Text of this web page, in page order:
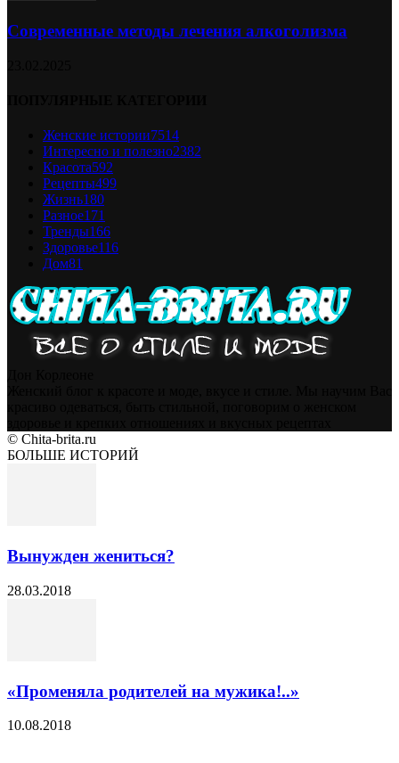
Современные методы лечения алкоголизма
Женские истории7514
Интересно и полезно2382
Красота592
Рецепты499
Жизнь180
Разное171
Тренды166
Здоровье116
Дом81
© Chita-brita.ru
БОЛЬШЕ ИСТОРИЙ
Вынужден жениться?
28.03.2018
«Променяла родителей на мужика!..»
10.08.2018